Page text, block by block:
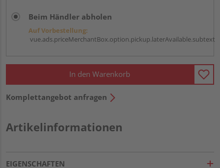
Beim Händler abholen
Auf Vorbestellung:
vue.ads.priceMerchantBox.option.pickup.laterAvailable.subtext
In den Warenkorb
Komplettangebot anfragen
Artikelinformationen
EIGENSCHAFTEN